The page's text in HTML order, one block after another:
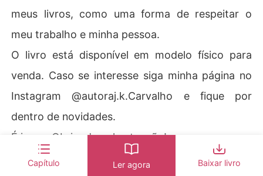
meus livros, como uma forma de respeitar o
meu trabalho e minha pessoa.
O livro está disponível em modelo físico para
venda. Caso se interesse siga minha página no
Instagram @autoraj.k.Carvalho e fique por
dentro de novidades.
É isso... Obrigada pela atenção!
Enfim... estão avisados, em...
Capítulo Ler agora Baixar livro